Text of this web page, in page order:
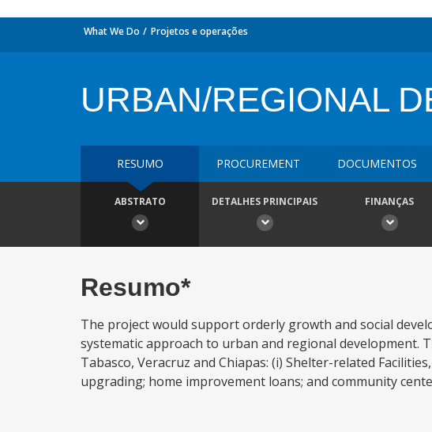
What We Do Projetos e operações
URBAN/REGIONAL
RESUMO PROCUREMENT DOCUMENTOS
ABSTRATO DETALHES PRINCIPAIS FINANÇAS
Resumo*
The project would support orderly growth and social
systematic approach to urban and regional
Tabasco, Veracruz and Chiapas: (i) Shelter-related
upgrading; home improvement loans; and community